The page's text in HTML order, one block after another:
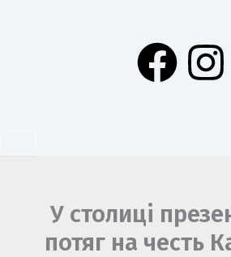
F
b
I
a
У столиці
потяг на честь